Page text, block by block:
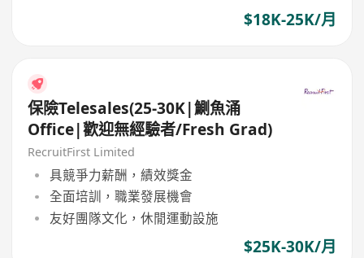
$18K-25K/月
保險Telesales(25-30K|鰂魚涌
Office|歡迎無經驗者/Fresh Grad)
RecruitFirst Limited
具競爭力薪酬，績效獎金
全面培訓，職業發展機會
友好團隊文化，休閒運動設施
$25K-30K/月